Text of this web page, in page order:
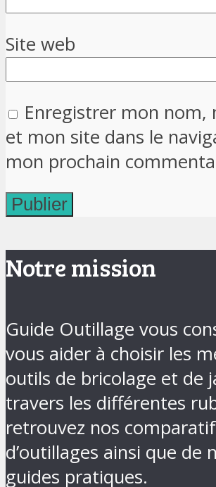
Site web
Enregistrer mon nom,
et mon site dans le
mon prochain
Notre mission
Guide Outillage vous
vous aider à choisir les
outils de bricolage et de
travers les différentes
retrouvez nos
d’outillages ainsi que de
guides pratiques.